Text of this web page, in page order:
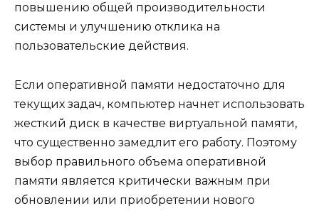
повышению общей производительности
системы и улучшению отклика на
пользовательские действия.
Если оперативной памяти недостаточно для
текущих задач, компьютер начнет использовать
жесткий диск в качестве виртуальной памяти,
что существенно замедлит его работу. Поэтому
выбор правильного объема оперативной
памяти является критически важным при
обновлении или приобретении нового